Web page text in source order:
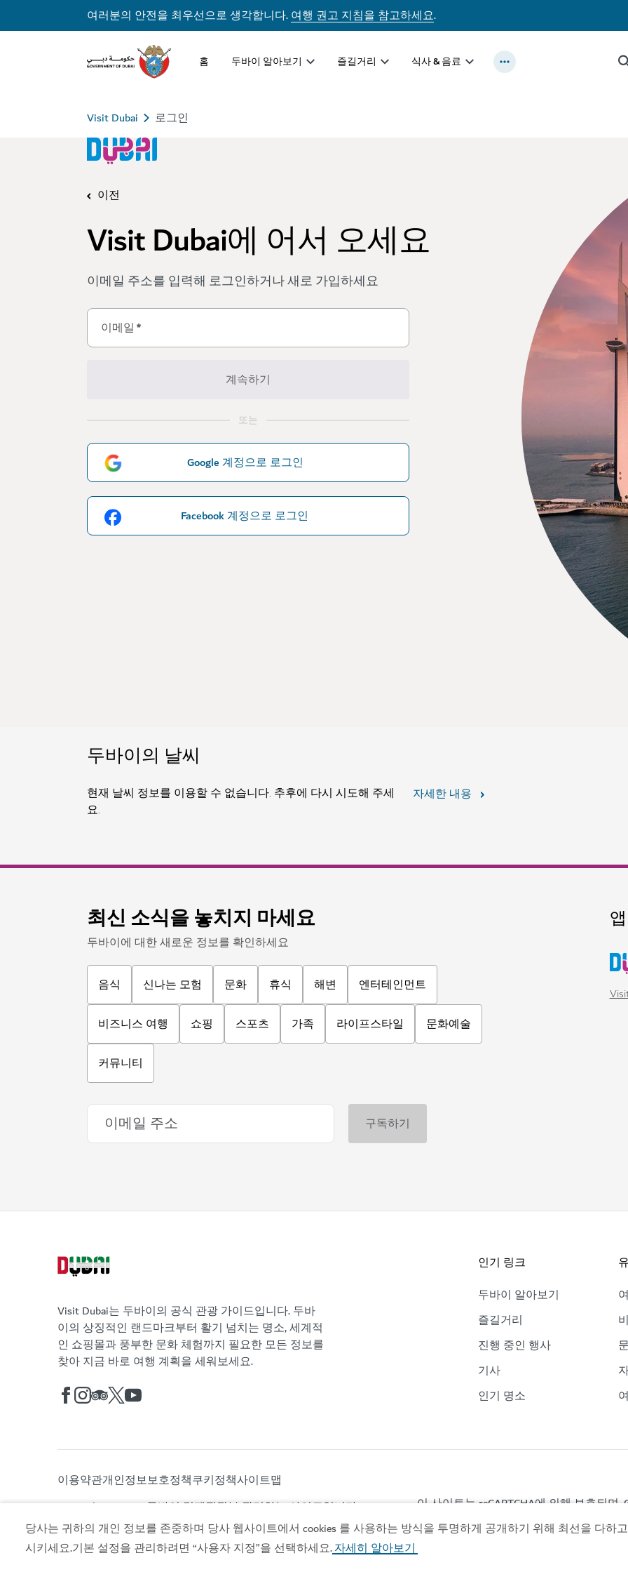
당사는 귀하의 개인 정보를 존중하며 당사 웹사이트에서 cookies 를 사용하는 방식을 투명하게 공개하기 위해 최선을 다하
시키세요.기본 설정을 관리하려면 “사용자 지정”을 선택하세요.자세히 알아보기
여러분의 안전을 최우선으로 생각합니다.여행 권고 지침을 참고하세요.
홈 두바이 알아보기 즐길거리 식사 & 음료
Visit Dubai 로그인
이전
Visit Dubai에 어서 오세요
이메일 주소를 입력해 로그인하거나 새로 가입하세요
이메일*
계속하기
또는
Google 계정으로 로그인
Facebook 계정으로 로그인
두바이의 날씨
현재 날씨 정보를 이용할 수 없습니다. 추후에 다시 시도해 주세
요.
자세한 내용
최신 소식을 놓치지 마세요
두바이에 대한 새로운 정보를 확인하세요
음식 신나는 모험 문화 휴식 해변 엔터테인먼트
비즈니스 여행 쇼핑 스포츠 가족 라이프스타일 문화예술
커뮤니티
Visit Dubai는 두바이의 공식 관광 가이드입니다. 두바
이의 상징적인 랜드마크부터 활기 넘치는 명소, 세계적
인 쇼핑몰과 풍부한 문화 체험까지 필요한 모든 정보를
찾아 지금 바로 여행 계획을 세워보세요.
인기 링크
두바이 알아보기
즐길거리
진행 중인 행사
기사
인기 명소
이용약관개인정보보호정책쿠키정책사이트맵
Copyright © 2026. 두바이 경제관광부 관리하는 사이트입니다.
이 사이트는 reCAPTCHA에 의해 보호되며,